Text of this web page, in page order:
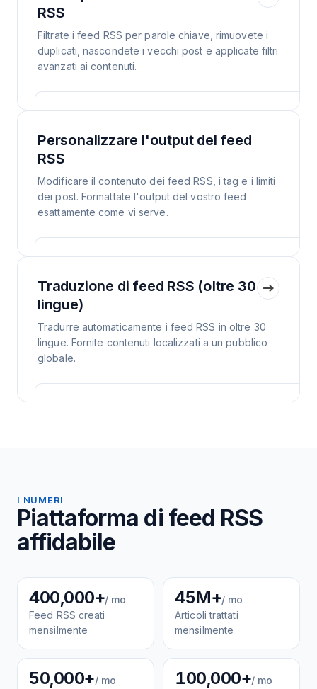
RSS
Filtrate i feed RSS per parole chiave, rimuovete i
duplicati, nascondete i vecchi post e applicate filtri
avanzati ai contenuti.
Personalizzare l'output del feed
RSS
Modificare il contenuto dei feed RSS, i tag e i limiti
dei post. Formattate l'output del vostro feed
esattamente come vi serve.
Traduzione di feed RSS (oltre 30
lingue)
Tradurre automaticamente i feed RSS in oltre 30
lingue. Fornite contenuti localizzati a un pubblico
globale.
I NUMERI
Piattaforma di feed RSS
affidabile
400,000+/ mo
Feed RSS creati
mensilmente
45M+/ mo
Articoli trattati
mensilmente
50,000+/ mo
100,000+/ mo